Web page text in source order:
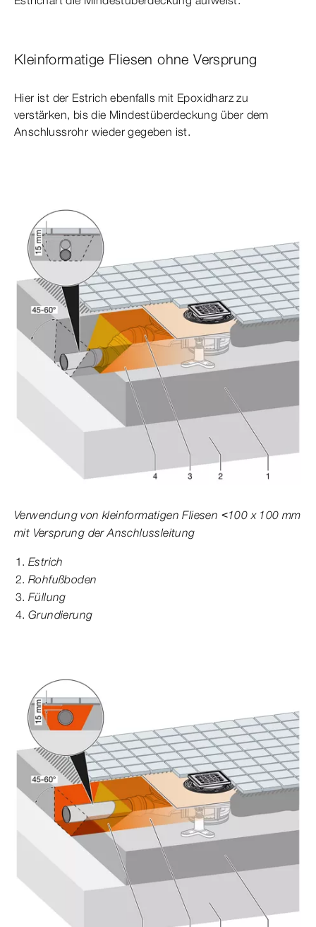
Kleinformatige Fliesen ohne Versprung
Hier ist der Estrich ebenfalls mit Epoxidharz zu
verstärken, bis die Mindestüberdeckung über dem
Anschlussrohr wieder gegeben ist.
Verwendung von kleinformatigen Fliesen <100 x 100 mm
mit Versprung der Anschlussleitung
Estrich
Rohfußboden
Füllung
Grundierung